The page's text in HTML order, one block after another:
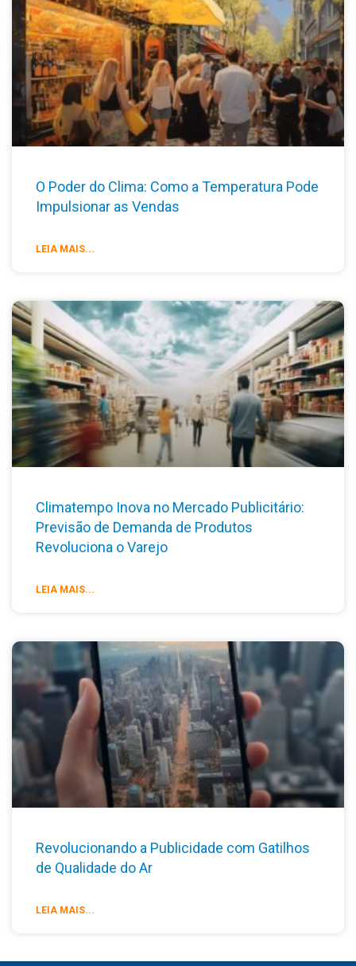
O Poder do Clima: Como a Temperatura Pode
Impulsionar as Vendas
LEIA MAIS...
Climatempo Inova no Mercado Publicitário:
Previsão de Demanda de Produtos
Revoluciona o Varejo
LEIA MAIS...
Revolucionando a Publicidade com Gatilhos
de Qualidade do Ar
LEIA MAIS...